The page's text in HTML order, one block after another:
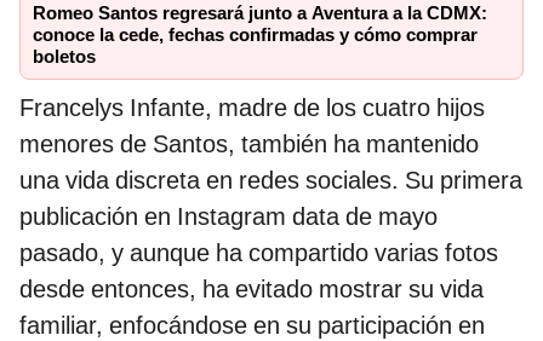
Romeo Santos regresará junto a Aventura a la CDMX:
conoce la cede, fechas confirmadas y cómo comprar
boletos
Francelys Infante, madre de los cuatro hijos
menores de Santos, también ha mantenido
una vida discreta en redes sociales. Su primera
publicación en Instagram data de mayo
pasado, y aunque ha compartido varias fotos
desde entonces, ha evitado mostrar su vida
familiar, enfocándose en su participación en